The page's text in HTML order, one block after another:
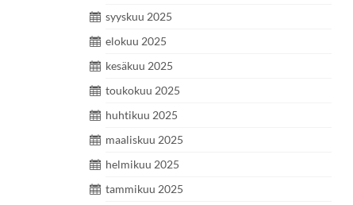
syyskuu 2025
elokuu 2025
kesäkuu 2025
toukokuu 2025
huhtikuu 2025
maaliskuu 2025
helmikuu 2025
tammikuu 2025